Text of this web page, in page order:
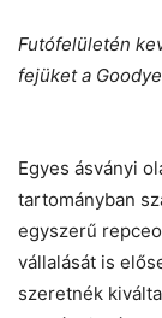
Futófelületén
fejüket a
Egyes ásványi
tartományban
egyszerű
vállalását is
szeretnék